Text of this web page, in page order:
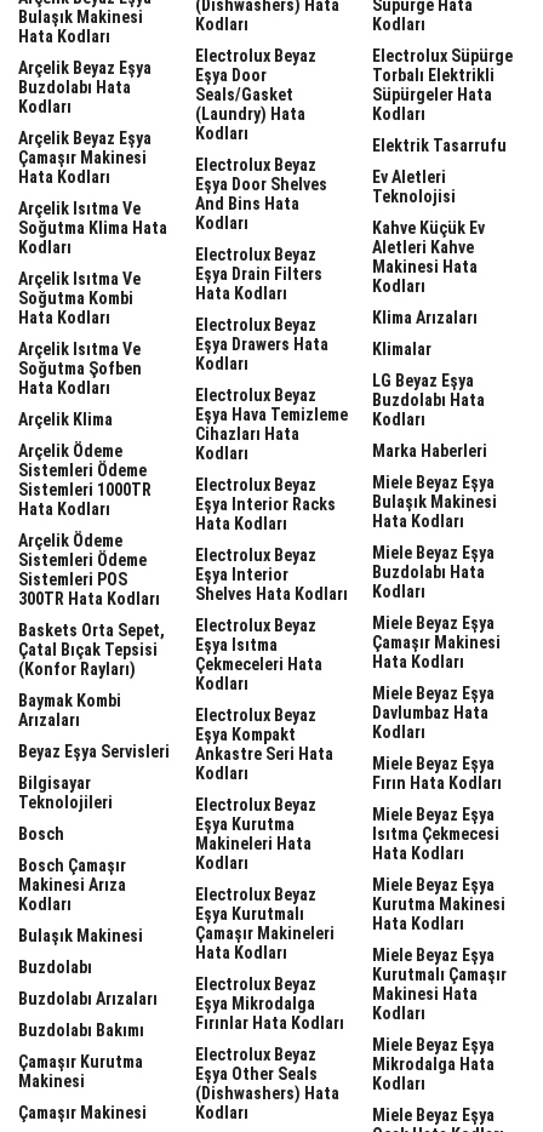
Bulaşık Makinesi
Hata Kodları
Arçelik Beyaz Eşya
Buzdolabı Hata
Kodları
Arçelik Beyaz Eşya
Çamaşır Makinesi
Hata Kodları
Arçelik Isıtma Ve
Soğutma Klima Hata
Kodları
Arçelik Isıtma Ve
Soğutma Kombi
Hata Kodları
Arçelik Isıtma Ve
Soğutma Şofben
Hata Kodları
Arçelik Klima
Arçelik Ödeme
Sistemleri Ödeme
Sistemleri 1000TR
Hata Kodları
Arçelik Ödeme
Sistemleri Ödeme
Sistemleri POS
300TR Hata Kodları
Baskets Orta Sepet,
Çatal Bıçak Tepsisi
(Konfor Rayları)
Baymak Kombi
Arızaları
Beyaz Eşya Servisleri
Bilgisayar
Teknolojileri
Bosch
Bosch Çamaşır
Makinesi Arıza
Kodları
Bulaşık Makinesi
Buzdolabı
Buzdolabı Arızaları
Buzdolabı Bakımı
Çamaşır Kurutma
Makinesi
Çamaşır Makinesi
(dishwashers) Hata
Kodları
Electrolux Beyaz
Eşya Door
Seals/gasket
(laundry) Hata
Kodları
Electrolux Beyaz
Eşya Door Shelves
And Bins Hata
Kodları
Electrolux Beyaz
Eşya Drain Filters
Hata Kodları
Electrolux Beyaz
Eşya Drawers Hata
Kodları
Electrolux Beyaz
Eşya Hava Temizleme
Cihazları Hata
Kodları
Electrolux Beyaz
Eşya Interior Racks
Hata Kodları
Electrolux Beyaz
Eşya Interior
Shelves Hata Kodları
Electrolux Beyaz
Eşya Isıtma
Çekmeceleri Hata
Kodları
Electrolux Beyaz
Eşya Kompakt
Ankastre Seri Hata
Kodları
Electrolux Beyaz
Eşya Kurutma
Makineleri Hata
Kodları
Electrolux Beyaz
Eşya Kurutmalı
Çamaşır Makineleri
Hata Kodları
Electrolux Beyaz
Eşya Mikrodalga
Fırınlar Hata Kodları
Electrolux Beyaz
Eşya Other Seals
(dishwashers) Hata
Kodları
Süpürge Hata
Kodları
Electrolux Süpürge
Torbalı Elektrikli
Süpürgeler Hata
Kodları
Elektrik Tasarrufu
Ev Aletleri
Teknolojisi
Kahve Küçük Ev
Aletleri Kahve
Makinesi Hata
Kodları
Klima Arızaları
Klimalar
LG Beyaz Eşya
Buzdolabı Hata
Kodları
Marka Haberleri
Miele Beyaz Eşya
Bulaşık Makinesi
Hata Kodları
Miele Beyaz Eşya
Buzdolabı Hata
Kodları
Miele Beyaz Eşya
Çamaşır Makinesi
Hata Kodları
Miele Beyaz Eşya
Davlumbaz Hata
Kodları
Miele Beyaz Eşya
Fırın Hata Kodları
Miele Beyaz Eşya
Isıtma Çekmecesi
Hata Kodları
Miele Beyaz Eşya
Kurutma Makinesi
Hata Kodları
Miele Beyaz Eşya
Kurutmalı Çamaşır
Makinesi Hata
Kodları
Miele Beyaz Eşya
Mikrodalga Hata
Kodları
Miele Beyaz Eşya